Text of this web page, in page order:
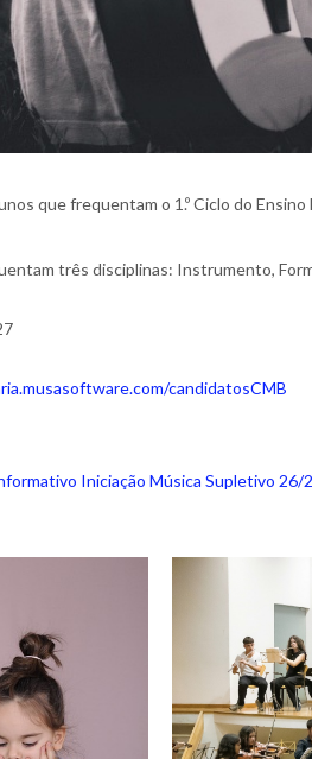
que frequentam o 1.º Ciclo do
três disciplinas: Instrumento,
candidatosCMB
Iniciação Música Supletivo 26/